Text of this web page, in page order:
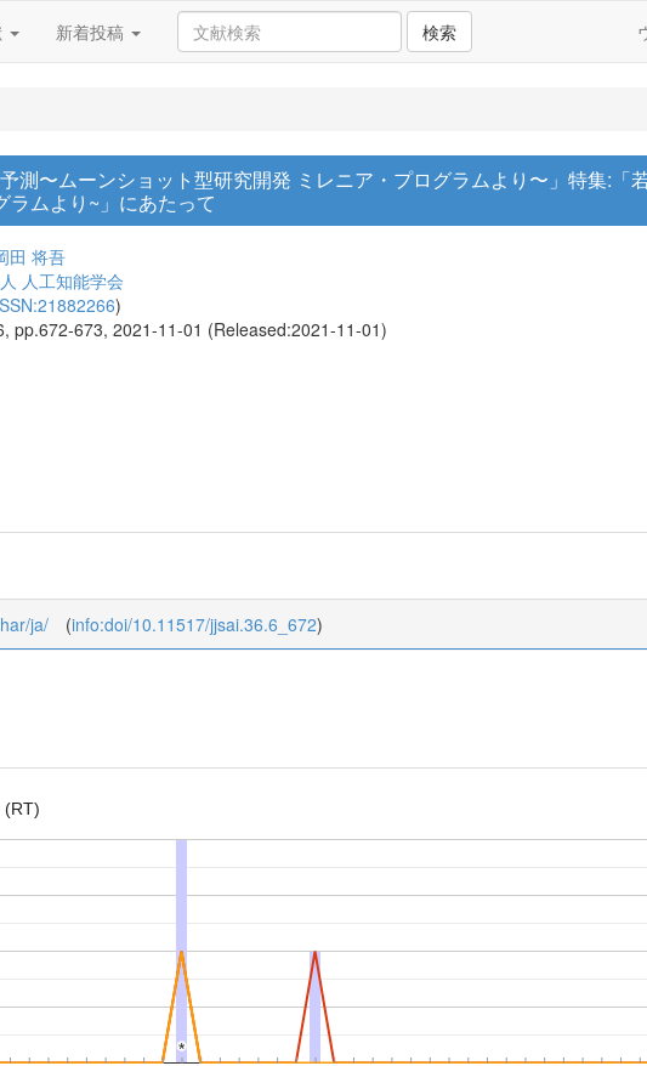
新着投稿 検索
測〜ムーンショット型研究開発 ミレニア・プログラムより〜」特集:「
ムより~」にあたって
田 将吾
人工知能学会
)
pp.672-673, 2021-11-01 (Released:2021-11-01)
ja/ (info:doi/10.11517/jjsai.36.6_672)
(RT)
*
*